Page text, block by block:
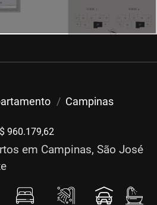
Campinas
960.179,62
em Campinas, São José